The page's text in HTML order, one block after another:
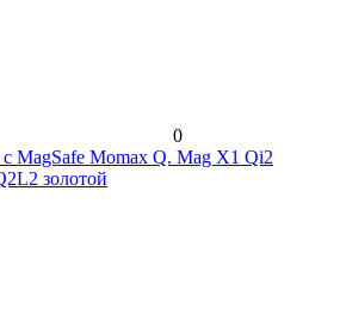
0
MagSafe Momax Q. Mag X1 Qi2
золотой